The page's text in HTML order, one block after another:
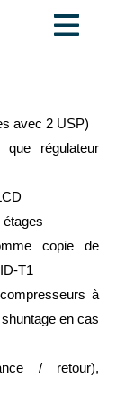
avec 2 USP)
régulateur
copie de
T1
à
en cas
/ retour),